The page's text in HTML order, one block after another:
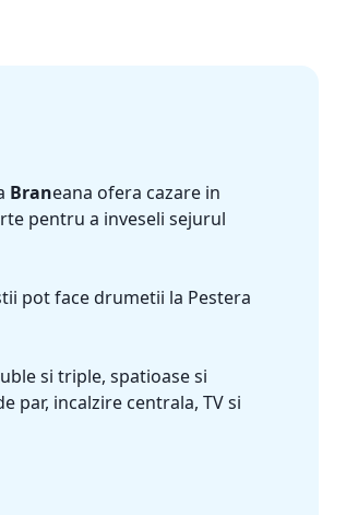
Braneana ofera cazare in
pentru a inveseli sejurul
pot face drumetii la Pestera
si triple, spatioase si
par, incalzire centrala, TV si